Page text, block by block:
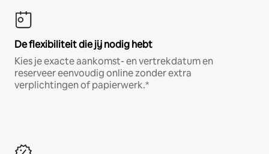
De flexibiliteit die jij nodig hebt
Kies je exacte aankomst- en vertrekdatum en
reserveer eenvoudig online zonder extra
verplichtingen of papierwerk.*